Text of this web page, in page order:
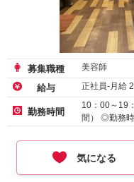
募集職種 美容師
給与 正社員-月給
勤務時間
10：00～19
間） ◎勤
気になる